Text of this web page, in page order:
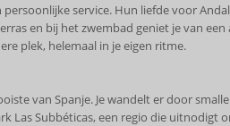
service. Hun liefde voor
en bij het zwembad geniet je van
plek, helemaal in je eigen ritme.
van Spanje. Je wandelt er door
Las Subbéticas, een regio die uitnodigt